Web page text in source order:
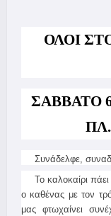
ΟΛΟΙ
ΣΑΒΒΑΤΟ
Συνάδελφε,
Το καλοκαίρι
ο καθένας με τον
μας φτωχαίνει